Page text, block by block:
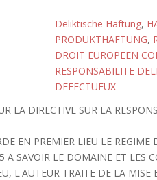
Deliktische Haftung,
PRODUKTHAFTUNG,
DROIT EUROPEEN
RESPONSABILITE
DEFECTUEUX
LA DIRECTIVE SUR LA
EN PREMIER LIEU LE
A SAVOIR LE DOMAINE ET LES
L'AUTEUR TRAITE DE LA